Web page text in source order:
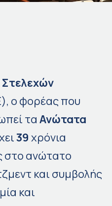
ο φορέας που
τα Ανώτατα
39 χρόνια
στο ανώτατο
και συμβολής
και